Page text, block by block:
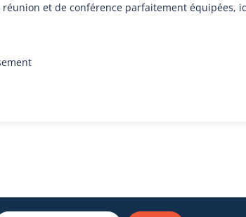
et de conférence parfaitement équipées,